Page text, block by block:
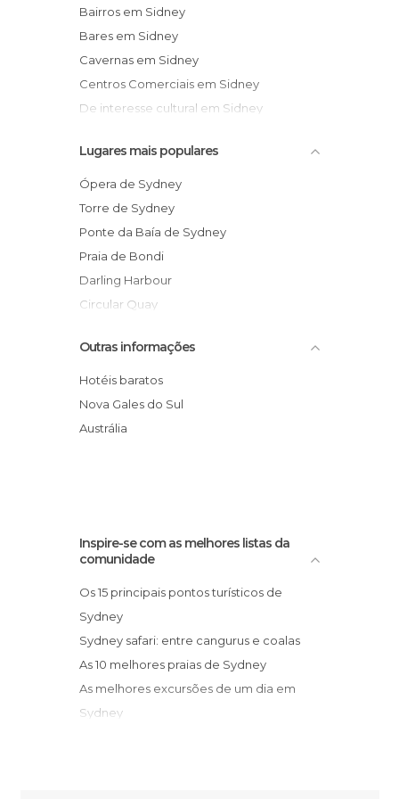
Bairros em Sidney
Bares em Sidney
Cavernas em Sidney
Centros Comerciais em Sidney
De interesse cultural em Sidney
De interesse turístico em Sidney
Espectáculos em Sidney
Estações de Comboio em Sidney
Estátuas em Sidney
Exposições em Sidney
Feiras em Sidney
Festas em Sidney
Jardins em Sidney
Lojas em Sidney
Mercados em Sidney
Miradores em Sidney
Praças em Sidney
Praias em Sidney
Reservas Naturais em Sidney
Ruas em Sidney
Sítios insólitos em Sidney
Teatros em Sidney
Universidades em Sidney
Zonas de Compras em Sidney
Lugares mais populares
Ópera de Sydney
Torre de Sydney
Ponte da Baía de Sydney
Praia de Bondi
Darling Harbour
Circular Quay
Bairro The Rocks
Zoológico Featherdale Wildlife Park
Porto de Sydney
Queen Victoria Building
Outras informações
Hotéis baratos
Nova Gales do Sul
Austrália
Inspire-se com as melhores listas da
comunidade
Os 15 principais pontos turísticos de
Sydney
Sydney safari: entre cangurus e coalas
As 10 melhores praias de Sydney
As melhores excursões de um dia em
Sydney